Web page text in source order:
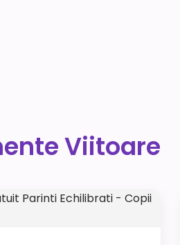
Viitoare